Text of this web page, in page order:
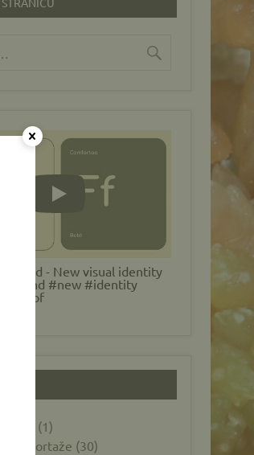
Play
- New visual identity
#brand #new #identity
#cepf
(1)
i reportaže (30)